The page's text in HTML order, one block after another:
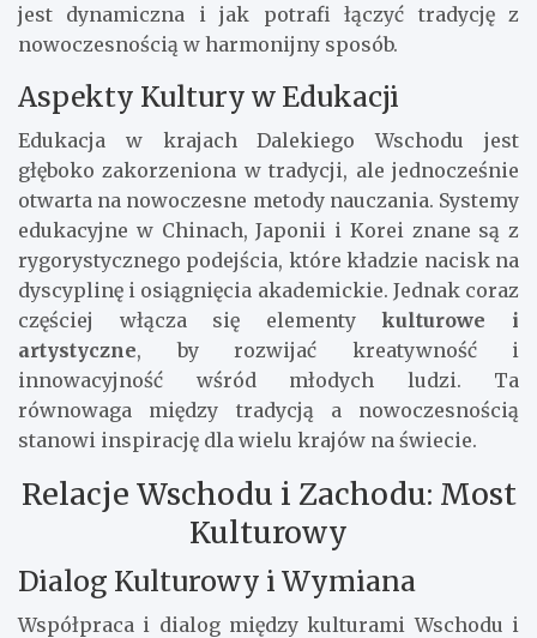
jest dynamiczna i jak potrafi łączyć tradycję z
nowoczesnością w harmonijny sposób.
Aspekty Kultury w Edukacji
Edukacja w krajach Dalekiego Wschodu jest
głęboko zakorzeniona w tradycji, ale jednocześnie
otwarta na nowoczesne metody nauczania. Systemy
edukacyjne w Chinach, Japonii i Korei znane są z
rygorystycznego podejścia, które kładzie nacisk na
dyscyplinę i osiągnięcia akademickie. Jednak coraz
częściej włącza się elementykulturowe i
artystyczne, by rozwijać kreatywność i
innowacyjność wśród młodych ludzi. Ta
równowaga między tradycją a nowoczesnością
stanowi inspirację dla wielu krajów na świecie.
Relacje Wschodu i Zachodu: Most
Kulturowy
Dialog Kulturowy i Wymiana
Współpraca i dialog między kulturami Wschodu i